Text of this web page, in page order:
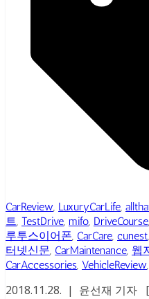
CarReview, LuxuryCarLife,
트, TestDrive, mifo, DriveCourse,
루투스이어폰, CarCare, cunest,
터넷신문, CarMaintenance, 웹
CarAccessories, VehicleReview,
2018.11.28. | 윤선재 기자